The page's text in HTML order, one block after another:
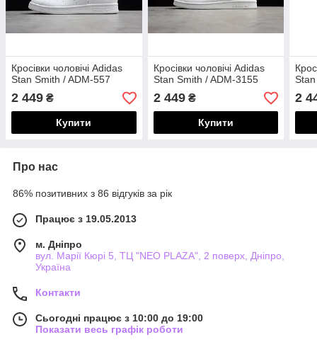
Кросівки чоловічі Adidas
Stan Smith / ADM-557
2 449 ₴
Купити
Кросівки чоловічі Adidas
Stan Smith / ADM-3155
2 449₴
Купити
2
Про нас
86% позитивних з 86 відгуків за рік
Працює з 19.05.2013
м. Дніпро
вул. Марії Кюрі 5, ТЦ "NEO PLAZA", 2 поверх, Дніпро,
Україна
Контакти
Сьогодні працює з 10:00 до 19:00
Показати весь графік роботи